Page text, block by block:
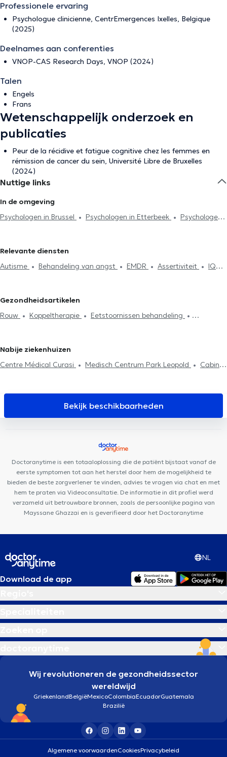
Professionele ervaring
Psychologue clinicienne, CentrEmergences Ixelles, Belgique
(2025)
Deelnames aan conferenties
VNOP-CAS Research Days, VNOP (2024)
Talen
Engels
Frans
Wetenschappelijk onderzoek en
publicaties
Peur de la récidive et fatigue cognitive chez les femmes en
rémission de cancer du sein, Université Libre de Bruxelles
(2024)
Nuttige links
In de omgeving
Psychologen in Brussel
Psychologen in Etterbeek
Psychologen
Psychologen in Vorst
Psychologen in Mons
Psychologen in Louvain-La-Neuve
Saint-Lambert
Psychologen in Oudergem
Psychologen in
Relevante diensten
Autisme
Behandeling van angst EMDR Assertiviteit
IQ
Koppeltherapie
Psychoanalyse
Psychotherapie
Stressmanagement
Eetstoornissen
Gezondheidsartikelen
Rouw
Koppeltherapie
Eetstoornissen behandeling
Nabije ziekenhuizen
Centre Médical Curasi
Medisch Centrum Park Leopold
Cabinet
Mazi Medical Center Ixelles Centre Kiné +
Strong Ixelles
MediMercelis Centre Glycine et Lilas
Collectif
Mazi Medical Center Belliard
Bekijk beschikbaarheden
Doctoranytime is een totaaloplossing die de patiënt bijstaat vanaf de
eerste symptomen tot aan het herstel door hem de mogelijkheid te
bieden de beste zorgverlener te vinden, advies te vragen via chat en met
hem te praten via Videoconsultatie. De informatie in dit profiel werd
verzameld uit betrouwbare bronnen, zoals de persoonlijke pagina van
Mayssane Ghazzai en is geverifieerd door het Doctoranytime
NL
Download de app
Wij revolutioneren de gezondheidssector
wereldwijd
GriekenlandBelgiëMexicoColombiaEcuadorGuatemala
Brazilië
Algemene voorwaardenCookiesPrivacybeleid